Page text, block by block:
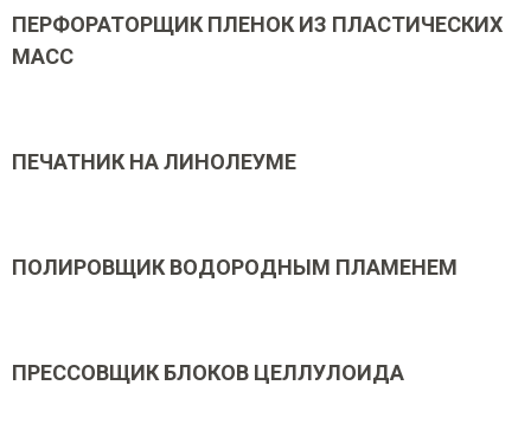
ПЕРФОРАТОРЩИК ПЛЕНОК ИЗ ПЛАСТИЧЕСКИХ
МАСС
ПЕЧАТНИК НА ЛИНОЛЕУМЕ
ПОЛИРОВЩИК ВОДОРОДНЫМ ПЛАМЕНЕМ
ПРЕССОВЩИК БЛОКОВ ЦЕЛЛУЛОИДА